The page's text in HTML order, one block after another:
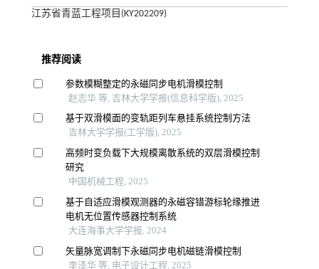
江苏省青蓝工程项目(KY202209)